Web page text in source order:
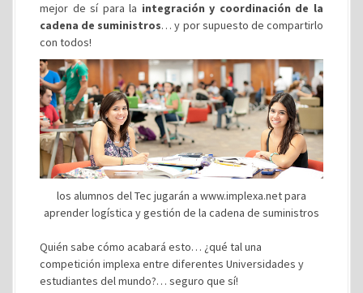
mejor de sí para la integración y coordinación de la
cadena de suministros… y por supuesto de compartirlo
con todos!
los alumnos del Tec jugarán a www.implexa.net para
aprender logística y gestión de la cadena de suministros
Quién sabe cómo acabará esto… ¿qué tal una
competición implexa entre diferentes Universidades y
estudiantes del mundo?… seguro que sí!